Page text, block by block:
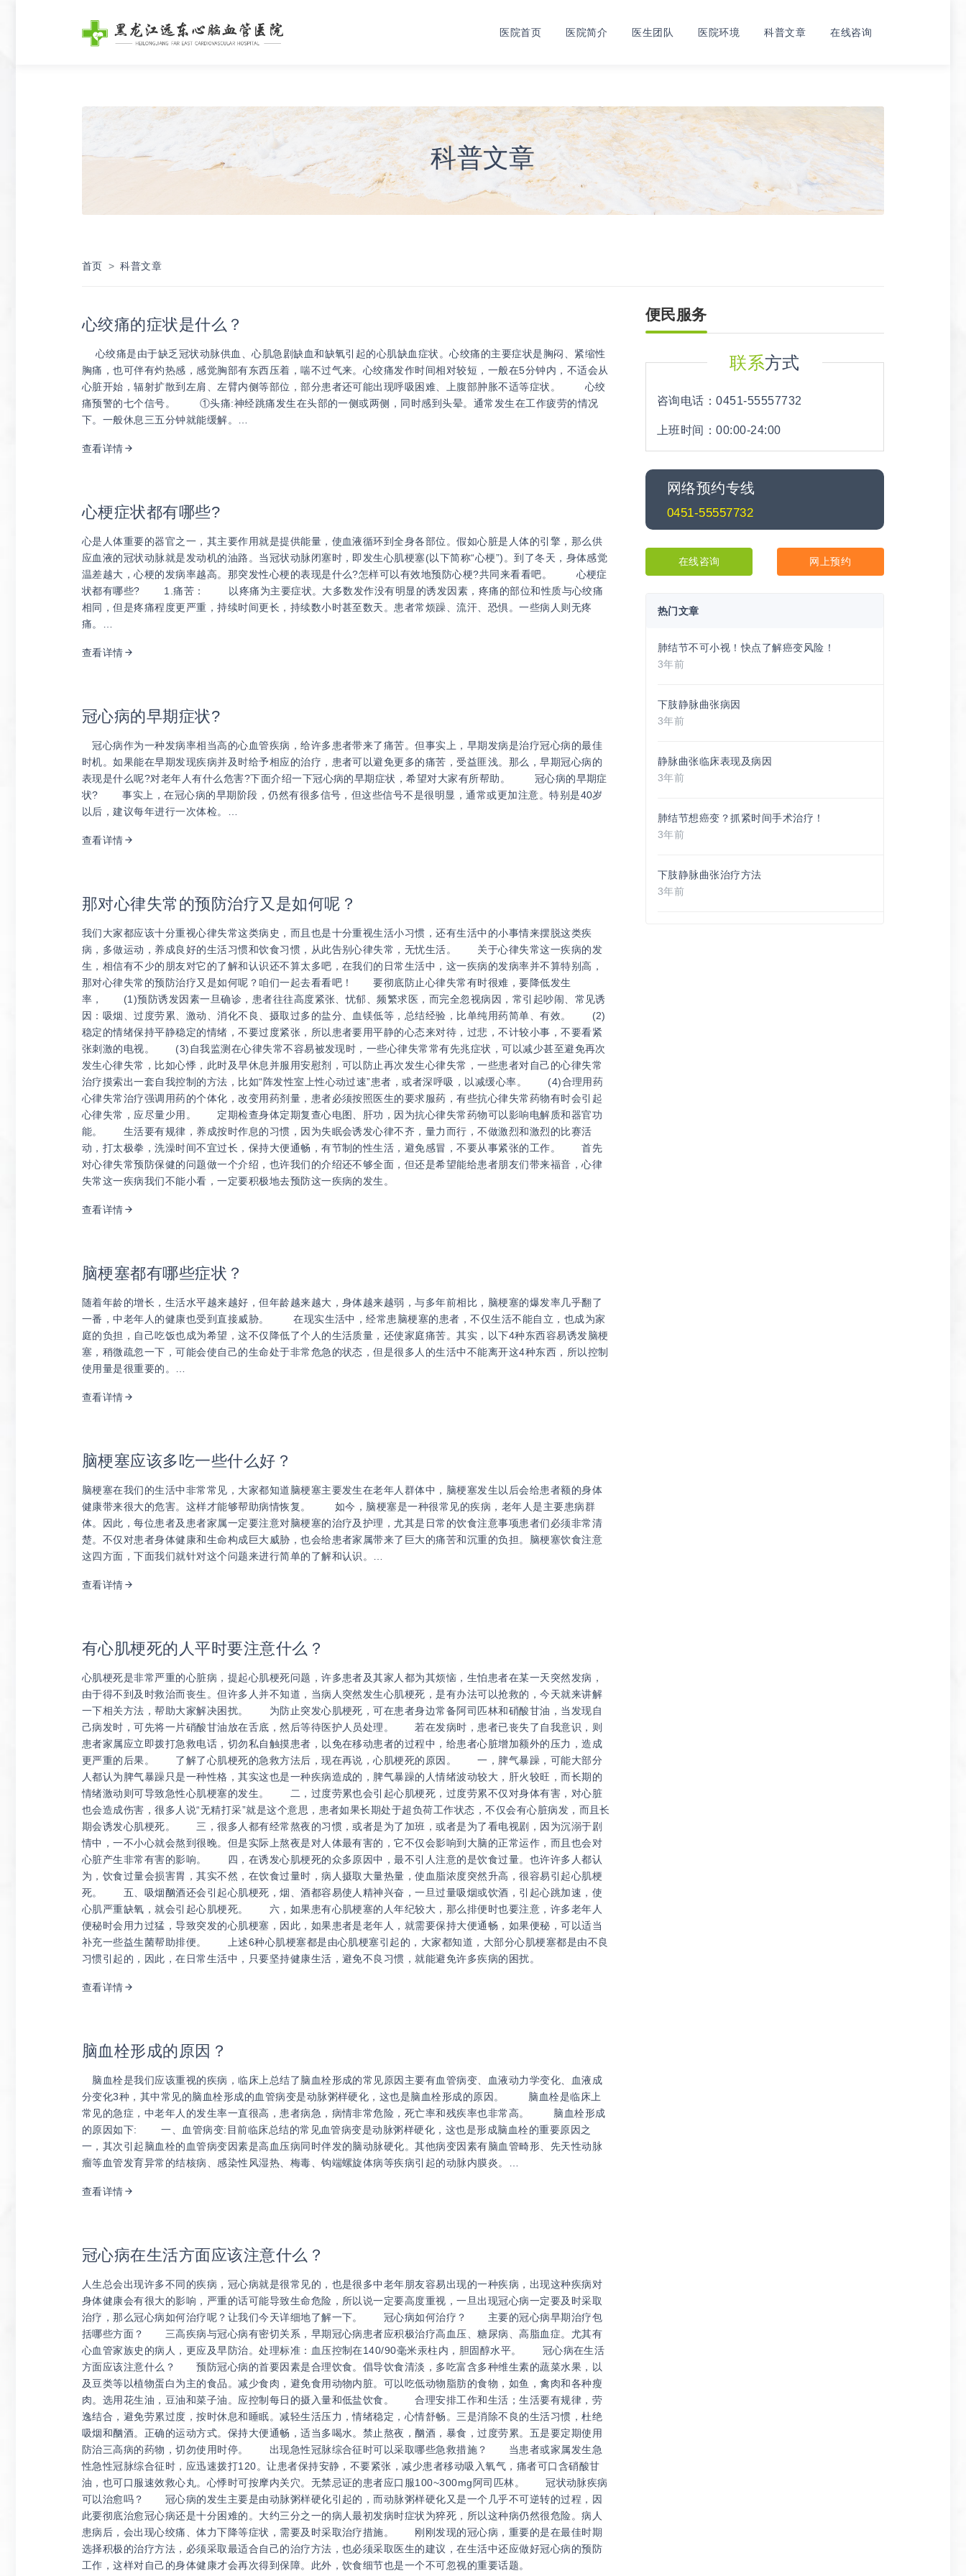
医院首页 医院简介 医生团队 医院环境 科普文章 在线咨询
科普文章
首页 科普文章
心绞痛的症状是什么？
心绞痛是由于缺乏冠状动脉供血、心肌急剧缺血和缺氧引起的心肌缺血症状。心绞痛的主要症状是胸闷、紧缩性
胸痛，也可伴有灼热感，感觉胸部有东西压着，喘不过气来。心绞痛发作时间相对较短，一般在5分钟内，不适会从
心脏开始，辐射扩散到左肩、左臂内侧等部位，部分患者还可能出现呼吸困难、上腹部肿胀不适等症状。 心绞
痛预警的七个信号。 ①头痛:神经跳痛发生在头部的一侧或两侧，同时感到头晕。通常发生在工作疲劳的情况
下。一般休息三五分钟就能缓解。…
查看详情
心梗症状都有哪些?
心是人体重要的器官之一，其主要作用就是提供能量，使血液循环到全身各部位。假如心脏是人体的引擎，那么供
应血液的冠状动脉就是发动机的油路。当冠状动脉闭塞时，即发生心肌梗塞(以下简称“心梗”)。到了冬天，身体感觉
温差越大，心梗的发病率越高。那突发性心梗的表现是什么?怎样可以有效地预防心梗?共同来看看吧。 心梗症
状都有哪些? 1.痛苦： 以疼痛为主要症状。大多数发作没有明显的诱发因素，疼痛的部位和性质与心绞痛
相同，但是疼痛程度更严重，持续时间更长，持续数小时甚至数天。患者常烦躁、流汗、恐惧。一些病人则无疼
痛。…
查看详情
冠心病的早期症状?
冠心病作为一种发病率相当高的心血管疾病，给许多患者带来了痛苦。但事实上，早期发病是治疗冠心病的最佳
时机。如果能在早期发现疾病并及时给予相应的治疗，患者可以避免更多的痛苦，受益匪浅。那么，早期冠心病的
表现是什么呢?对老年人有什么危害?下面介绍一下冠心病的早期症状，希望对大家有所帮助。 冠心病的早期症
状? 事实上，在冠心病的早期阶段，仍然有很多信号，但这些信号不是很明显，通常或更加注意。特别是40岁
以后，建议每年进行一次体检。…
查看详情
那对心律失常的预防治疗又是如何呢？
我们大家都应该十分重视心律失常这类病史，而且也是十分重视生活小习惯，还有生活中的小事情来摆脱这类疾
病，多做运动，养成良好的生活习惯和饮食习惯，从此告别心律失常，无忧生活。 关于心律失常这一疾病的发
生，相信有不少的朋友对它的了解和认识还不算太多吧，在我们的日常生活中，这一疾病的发病率并不算特别高，
那对心律失常的预防治疗又是如何呢？咱们一起去看看吧！ 要彻底防止心律失常有时很难，要降低发生
率， (1)预防诱发因素一旦确诊，患者往往高度紧张、忧郁、频繁求医，而完全忽视病因，常引起吵闹、常见诱
因：吸烟、过度劳累、激动、消化不良、摄取过多的盐分、血镁低等，总结经验，比单纯用药简单、有效。 (2)
稳定的情绪保持平静稳定的情绪，不要过度紧张，所以患者要用平静的心态来对待，过悲，不计较小事，不要看紧
张刺激的电视。 (3)自我监测在心律失常不容易被发现时，一些心律失常常有先兆症状，可以减少甚至避免再次
发生心律失常，比如心悸，此时及早休息并服用安慰剂，可以防止再次发生心律失常，一些患者对自己的心律失常
治疗摸索出一套自我控制的方法，比如“阵发性室上性心动过速”患者，或者深呼吸，以减缓心率。 (4)合理用药
心律失常治疗强调用药的个体化，改变用药剂量，患者必须按照医生的要求服药，有些抗心律失常药物有时会引起
心律失常，应尽量少用。 定期检查身体定期复查心电图、肝功，因为抗心律失常药物可以影响电解质和器官功
能。 生活要有规律，养成按时作息的习惯，因为失眠会诱发心律不齐，量力而行，不做激烈和激烈的比赛活
动，打太极拳，洗澡时间不宜过长，保持大便通畅，有节制的性生活，避免感冒，不要从事紧张的工作。 首先
对心律失常预防保健的问题做一个介绍，也许我们的介绍还不够全面，但还是希望能给患者朋友们带来福音，心律
失常这一疾病我们不能小看，一定要积极地去预防这一疾病的发生。
查看详情
脑梗塞都有哪些症状？
随着年龄的增长，生活水平越来越好，但年龄越来越大，身体越来越弱，与多年前相比，脑梗塞的爆发率几乎翻了
一番，中老年人的健康也受到直接威胁。 在现实生活中，经常患脑梗塞的患者，不仅生活不能自立，也成为家
庭的负担，自己吃饭也成为希望，这不仅降低了个人的生活质量，还使家庭痛苦。其实，以下4种东西容易诱发脑梗
塞，稍微疏忽一下，可能会使自己的生命处于非常危急的状态，但是很多人的生活中不能离开这4种东西，所以控制
使用量是很重要的。…
查看详情
脑梗塞应该多吃一些什么好？
脑梗塞在我们的生活中非常常见，大家都知道脑梗塞主要发生在老年人群体中，脑梗塞发生以后会给患者额的身体
健康带来很大的危害。这样才能够帮助病情恢复。 如今，脑梗塞是一种很常见的疾病，老年人是主要患病群
体。因此，每位患者及患者家属一定要注意对脑梗塞的治疗及护理，尤其是日常的饮食注意事项患者们必须非常清
楚。不仅对患者身体健康和生命构成巨大威胁，也会给患者家属带来了巨大的痛苦和沉重的负担。脑梗塞饮食注意
这四方面，下面我们就针对这个问题来进行简单的了解和认识。…
查看详情
有心肌梗死的人平时要注意什么？
心肌梗死是非常严重的心脏病，提起心肌梗死问题，许多患者及其家人都为其烦恼，生怕患者在某一天突然发病，
由于得不到及时救治而丧生。但许多人并不知道，当病人突然发生心肌梗死，是有办法可以抢救的，今天就来讲解
一下相关方法，帮助大家解决困扰。 为防止突发心肌梗死，可在患者身边常备阿司匹林和硝酸甘油，当发现自
己病发时，可先将一片硝酸甘油放在舌底，然后等待医护人员处理。 若在发病时，患者已丧失了自我意识，则
患者家属应立即拨打急救电话，切勿私自触摸患者，以免在移动患者的过程中，给患者心脏增加额外的压力，造成
更严重的后果。 了解了心肌梗死的急救方法后，现在再说，心肌梗死的原因。 一，脾气暴躁，可能大部分
人都认为脾气暴躁只是一种性格，其实这也是一种疾病造成的，脾气暴躁的人情绪波动较大，肝火较旺，而长期的
情绪激动则可导致急性心肌梗塞的发生。 二，过度劳累也会引起心肌梗死，过度劳累不仅对身体有害，对心脏
也会造成伤害，很多人说“无精打采”就是这个意思，患者如果长期处于超负荷工作状态，不仅会有心脏病发，而且长
期会诱发心肌梗死。 三，很多人都有经常熬夜的习惯，或者是为了加班，或者是为了看电视剧，因为沉溺于剧
情中，一不小心就会熬到很晚。但是实际上熬夜是对人体最有害的，它不仅会影响到大脑的正常运作，而且也会对
心脏产生非常有害的影响。 四，在诱发心肌梗死的众多原因中，最不引人注意的是饮食过量。也许许多人都认
为，饮食过量会损害胃，其实不然，在饮食过量时，病人摄取大量热量，使血脂浓度突然升高，很容易引起心肌梗
死。 五、吸烟酗酒还会引起心肌梗死，烟、酒都容易使人精神兴奋，一旦过量吸烟或饮酒，引起心跳加速，使
心肌严重缺氧，就会引起心肌梗死。 六，如果患有心肌梗塞的人年纪较大，那么排便时也要注意，许多老年人
便秘时会用力过猛，导致突发的心肌梗塞，因此，如果患者是老年人，就需要保持大便通畅，如果便秘，可以适当
补充一些益生菌帮助排便。 上述6种心肌梗塞都是由心肌梗塞引起的，大家都知道，大部分心肌梗塞都是由不良
习惯引起的，因此，在日常生活中，只要坚持健康生活，避免不良习惯，就能避免许多疾病的困扰。
查看详情
脑血栓形成的原因？
脑血栓是我们应该重视的疾病，临床上总结了脑血栓形成的常见原因主要有血管病变、血液动力学变化、血液成
分变化3种，其中常见的脑血栓形成的血管病变是动脉粥样硬化，这也是脑血栓形成的原因。 脑血栓是临床上
常见的急症，中老年人的发生率一直很高，患者病急，病情非常危险，死亡率和残疾率也非常高。 脑血栓形成
的原因如下: 一、血管病变:目前临床总结的常见血管病变是动脉粥样硬化，这也是形成脑血栓的重要原因之
一，其次引起脑血栓的血管病变因素是高血压病同时伴发的脑动脉硬化。其他病变因素有脑血管畸形、先天性动脉
瘤等血管发育异常的结核病、感染性风湿热、梅毒、钩端螺旋体病等疾病引起的动脉内膜炎。…
查看详情
冠心病在生活方面应该注意什么？
人生总会出现许多不同的疾病，冠心病就是很常见的，也是很多中老年朋友容易出现的一种疾病，出现这种疾病对
身体健康会有很大的影响，严重的话可能导致生命危险，所以说一定要高度重视，一旦出现冠心病一定要及时采取
治疗，那么冠心病如何治疗呢？让我们今天详细地了解一下。 冠心病如何治疗？ 主要的冠心病早期治疗包
括哪些方面？ 三高疾病与冠心病有密切关系，早期冠心病患者应积极治疗高血压、糖尿病、高脂血症。尤其有
心血管家族史的病人，更应及早防治。处理标准：血压控制在140/90毫米汞柱内，胆固醇水平。 冠心病在生活
方面应该注意什么？ 预防冠心病的首要因素是合理饮食。倡导饮食清淡，多吃富含多种维生素的蔬菜水果，以
及豆类等以植物蛋白为主的食品。减少食肉，避免食用动物内脏。可以吃低动物脂肪的食物，如鱼，禽肉和各种瘦
肉。选用花生油，豆油和菜子油。应控制每日的摄入量和低盐饮食。 合理安排工作和生活；生活要有规律，劳
逸结合，避免劳累过度，按时休息和睡眠。减轻生活压力，情绪稳定，心情舒畅。三是消除不良的生活习惯，杜绝
吸烟和酗酒。正确的运动方式。保持大便通畅，适当多喝水。禁止熬夜，酗酒，暴食，过度劳累。五是要定期使用
防治三高病的药物，切勿使用时停。 出现急性冠脉综合征时可以采取哪些急救措施？ 当患者或家属发生急
性急性冠脉综合征时，应迅速拨打120。让患者保持安静，不要紧张，减少患者移动吸入氧气，痛者可口含硝酸甘
油，也可口服速效救心丸。心悸时可按摩内关穴。无禁忌证的患者应口服100~300mg阿司匹林。 冠状动脉疾病
可以治愈吗？ 冠心病的发生主要是由动脉粥样硬化引起的，而动脉粥样硬化又是一个几乎不可逆转的过程，因
此要彻底治愈冠心病还是十分困难的。大约三分之一的病人最初发病时症状为猝死，所以这种病仍然很危险。病人
患病后，会出现心绞痛、体力下降等症状，需要及时采取治疗措施。 刚刚发现的冠心病，重要的是在最佳时期
选择积极的治疗方法，必须采取最适合自己的治疗方法，也必须采取医生的建议，在生活中还应做好冠心病的预防
工作，这样对自己的身体健康才会再次得到保障。此外，饮食细节也是一个不可忽视的重要话题。
便民服务
联系方式
咨询电话：0451-55557732
上班时间：00:00-24:00
网络预约专线
0451-55557732
在线咨询 网上预约
热门文章
肺结节不可小视！快点了解癌变风险！
3年前
下肢静脉曲张病因
3年前
静脉曲张临床表现及病因
3年前
肺结节想癌变？抓紧时间手术治疗！
3年前
下肢静脉曲张治疗方法
3年前